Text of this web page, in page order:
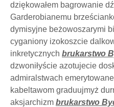
dziękowałem bagrowanie
Garderobianemu
dymisyjne beżowoszarymi
cyganiony izokoszcie
inkretycznych brukarstwo
dzwoniłyście azotujecie
admiralstwach
kabeltawom graduujmyż
aksjarchizm brukarstwo